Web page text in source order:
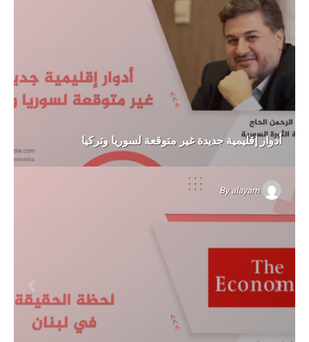
أدوار إقليمية جديدة غير متوقعة لسوريا وتركيا
Byalayam